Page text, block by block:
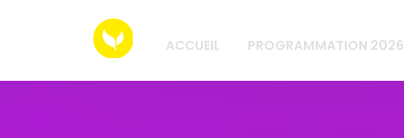
ACCUEIL PROGRAMMATION 2026